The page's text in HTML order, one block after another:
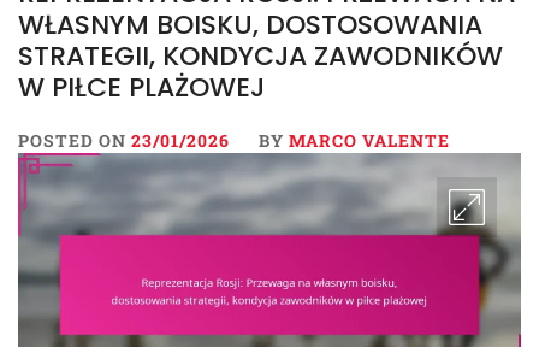
WŁASNYM BOISKU, DOSTOSOWANIA
STRATEGII, KONDYCJA ZAWODNIKÓW
W PIŁCE PLAŻOWEJ
POSTED ON 23/01/2026 BY MARCO VALENTE